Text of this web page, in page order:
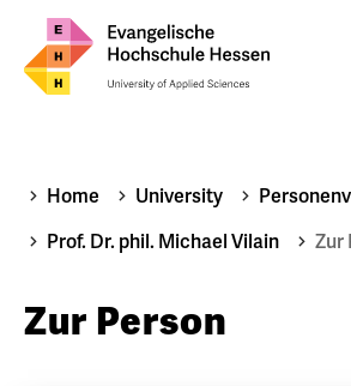
Suche
Home University
Prof. Dr. phil. Michael Vilain
Zur
Zur Person